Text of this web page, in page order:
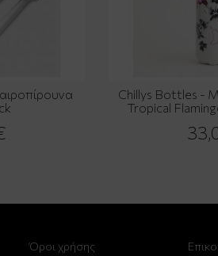
Chillys Bottles -
Tropical
Όροι χρήσης